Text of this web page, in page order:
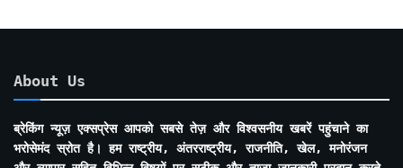
About Us
ब्रेकिंग न्यूज़ एक्सप्रेस आपको सबसे तेज़ और विश्वसनीय खबरें पहुंचाने का
भरोसेमंद स्रोत है। हम राष्ट्रीय, अंतरराष्ट्रीय, राजनीति, खेल, मनोरंजन